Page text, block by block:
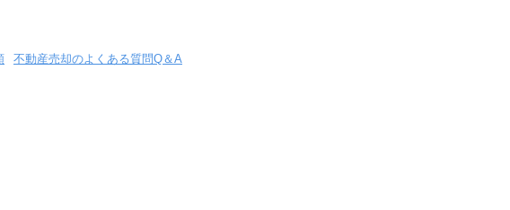
不動産売却のよくある質問Q＆A